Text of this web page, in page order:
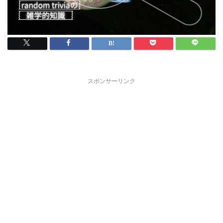
スポンサーリンク